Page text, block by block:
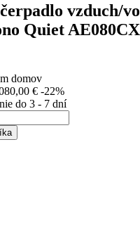
vzduch/
Quiet
domov
€ -22%
do 3 - 7 dní